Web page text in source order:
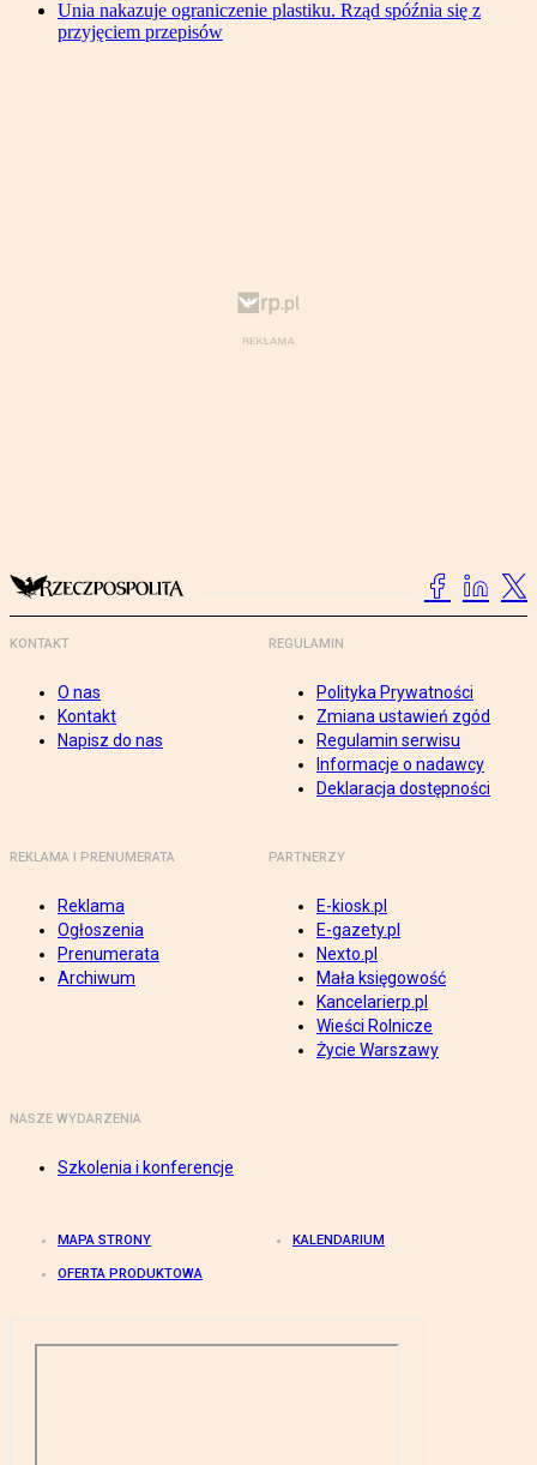
Unia nakazuje ograniczenie plastiku. Rząd spóźnia się z
przyjęciem przepisów
KONTAKT
O nas
Kontakt
Napisz do nas
REGULAMIN
Polityka Prywatności
Zmiana ustawień zgód
Regulamin serwisu
Informacje o nadawcy
Deklaracja dostępności
REKLAMA I PRENUMERATA
Reklama
Ogłoszenia
Prenumerata
Archiwum
PARTNERZY
E-kiosk.pl
E-gazety.pl
Nexto.pl
Mała księgowość
Kancelarierp.pl
Wieści Rolnicze
Życie Warszawy
NASZE WYDARZENIA
Szkolenia i konferencje
MAPA STRONY KALENDARIUM
OFERTA PRODUKTOWA